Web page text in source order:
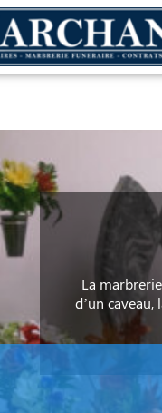
CHAMBRES FUNERAIRES
La
d’un